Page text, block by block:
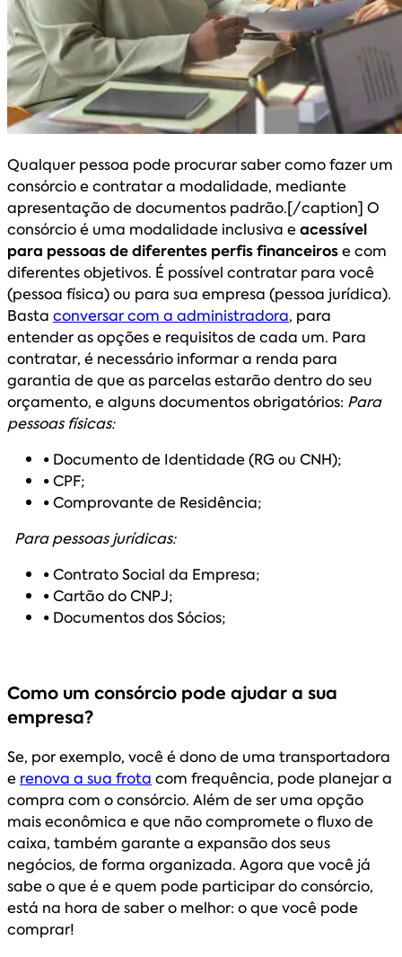
Qualquer pessoa pode procurar saber como fazer um
consórcio e contratar a modalidade, mediante
apresentação de documentos padrão.[/caption] O
consórcio é uma modalidade inclusiva eacessível
para pessoas de diferentes perfis financeirose com
diferentes objetivos. É possível contratar para você
(pessoa física) ou para sua empresa (pessoa jurídica).
Basta conversar com a administradora, para
entender as opções e requisitos de cada um. Para
contratar, é necessário informar a renda para
garantia de que as parcelas estarão dentro do seu
orçamento, e alguns documentos obrigatórios: Para
pessoas físicas:
• Documento de Identidade (RG ou CNH);
•CPF;
•Comprovante de Residência;
Para pessoas jurídicas:
•Contrato Social da Empresa;
•Cartão do CNPJ;
• Documentos dos Sócios;
Como um consórcio pode ajudar a sua
empresa?
Se, por exemplo, você é dono de uma transportadora
e renova a sua frota com frequência, pode planejar a
compra com o consórcio. Além de ser uma opção
mais econômica e que não compromete o fluxo de
caixa, também garante a expansão dos seus
negócios, de forma organizada. Agora que você já
sabe o que é e quem pode participar do consórcio,
está na hora de saber o melhor: o que você pode
comprar!